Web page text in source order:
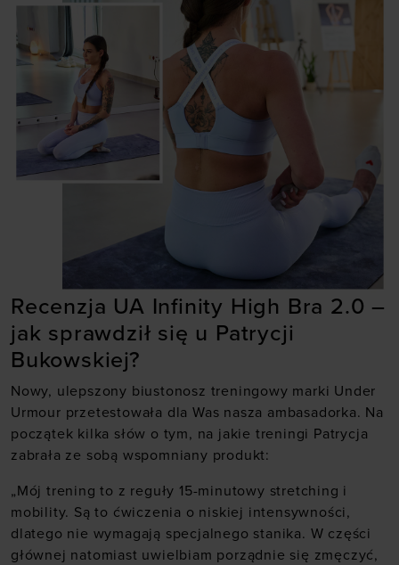
Recenzja UA Infinity High Bra 2.0 –
jak sprawdził się u Patrycji
Bukowskiej?
Nowy, ulepszony biustonosz treningowy marki Under
Urmour przetestowała dla Was nasza ambasadorka. Na
początek kilka słów o tym, na jakie treningi Patrycja
zabrała ze sobą wspomniany produkt:
„Mój trening to z reguły 15-minutowy stretching i
mobility. Są to ćwiczenia o niskiej intensywności,
dlatego nie wymagają specjalnego stanika. W części
głównej natomiast uwielbiam porządnie się zmęczyć,